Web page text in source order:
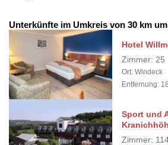
Unterkünfte im Umkreis von 30 km
Hotel
Zimmer: 25
Ort: Windeck
Entfernung:
Sport und
Zimmer: